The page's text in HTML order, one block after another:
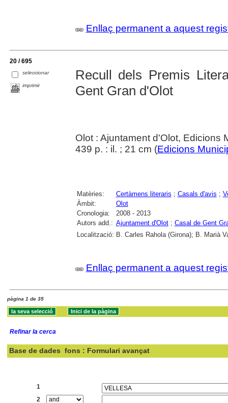
Enllaç permanent a aquest
20 / 695
seleccionar
imprimir
Recull dels Premis
Gent Gran d'Olot
Olot : Ajuntament d'Olot, Edicions
439 p. : il. ; 21 cm (Edicions
Matèries: Certàmens literaris ; Casals d'avis ;
Àmbit:
Olot
Cronologia:
2008 - 2013
Autors add.: Ajuntament d'Olot; Casal de Gent
Localització: B. Carles Rahola (Girona); B. Marià
Enllaç permanent a aquest
pàgina 1 de 35
Refinar la cerca
Base de dades fons : Formulari avançat
1
2